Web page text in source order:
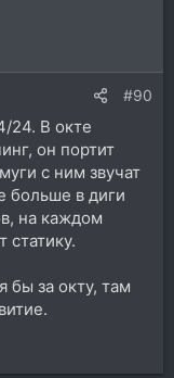
#90
24. В окте
он портит
с ним звучат
больше в диги
на каждом
статику.
бы за окту, там